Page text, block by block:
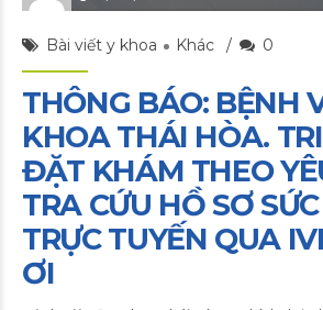
Bài viết y khoa Khác 0
THÔNG BÁO: BỆNH
KHOA THÁI HÒA.
ĐẶT KHÁM THEO
TRA CỨU HỒ SƠ
TRỰC TUYẾN QUA
ƠI